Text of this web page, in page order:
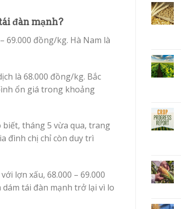
đàn mạnh?
69.000 đồng/kg. Hà Nam là
là 68.000 đồng/kg. Bắc
ổn giá trong khoảng
biết, tháng 5 vừa qua, trang
đình chị chỉ còn duy trì
lợn xấu, 68.000 – 69.000
tái đàn mạnh trở lại vì lo